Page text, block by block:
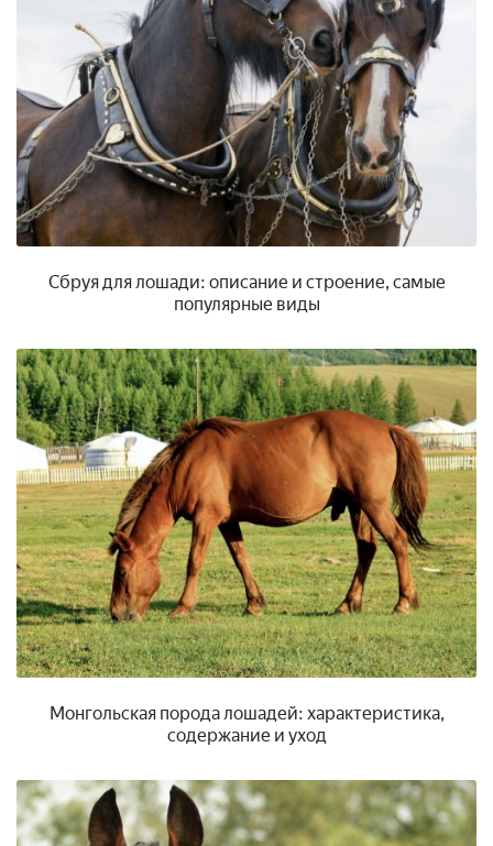
Сбруя для лошади: описание и строение, самые
популярные виды
Монгольская порода лошадей: характеристика,
содержание и уход